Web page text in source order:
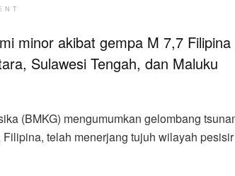
minor akibat gempa M 7,7 Filipina
Sulawesi Tengah, dan Maluku
(BMKG) mengumumkan gelombang
telah menerjang tujuh wilayah